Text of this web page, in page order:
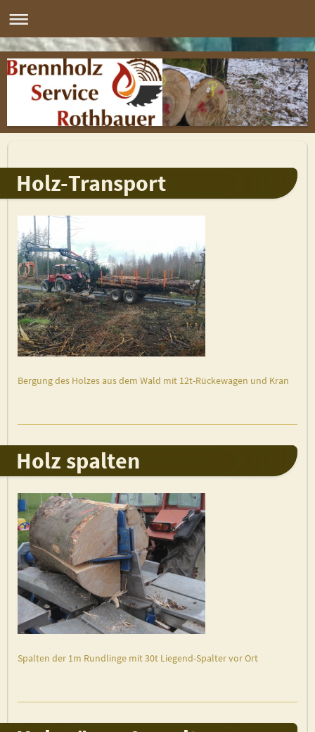
Holz-Transport
Bergung des Holzes aus dem Wald mit 12t-Rückewagen und Kran
Holz spalten
Spalten der 1m Rundlinge mit 30t Liegend-Spalter vor Ort